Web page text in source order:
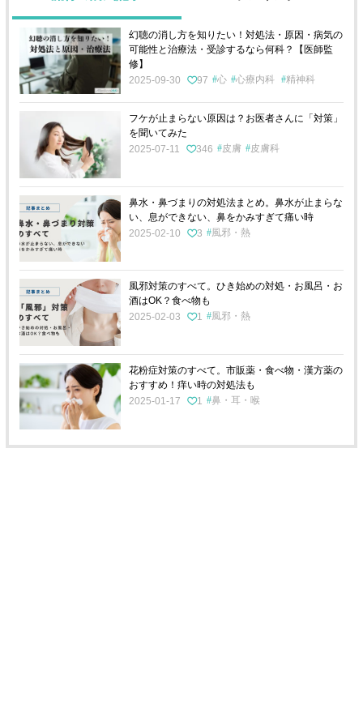
幻聴の消し方を知りたい！対処法・原因・病気の
可能性と治療法・受診するなら何科？【医師監
修】
2025-09-30
97 心 心療内科 精神科
フケが止まらない原因は？お医者さんに「対策」
を聞いてみた
2025-07-11
346 皮膚 皮膚科
鼻水・鼻づまりの対処法まとめ。鼻水が止まらな
い、息ができない、鼻をかみすぎて痛い時
2025-02-10
3 風邪・熱
風邪対策のすべて。ひき始めの対処・お風呂・お
酒はOK？食べ物も
2025-02-03
1 風邪・熱
花粉症対策のすべて。市販薬・食べ物・漢方薬の
おすすめ！痒い時の対処法も
2025-01-17
1 鼻・耳・喉